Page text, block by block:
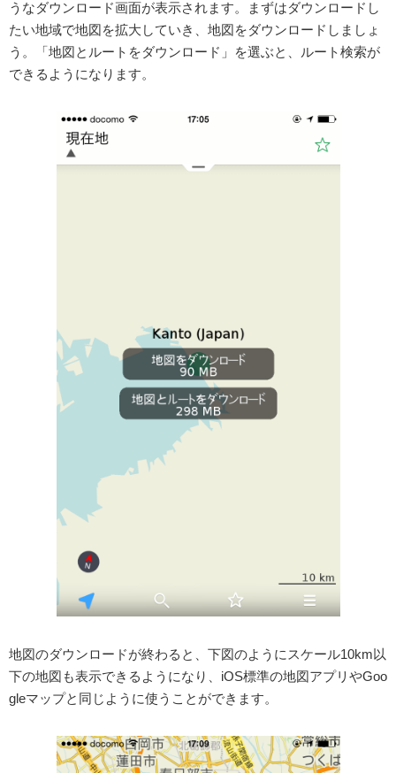
うなダウンロード画面が表示されます。まずはダウンロードし
たい地域で地図を拡大していき、地図をダウンロードしましょ
う。「地図とルートをダウンロード」を選ぶと、ルート検索が
できるようになります。
地図のダウンロードが終わると、下図のようにスケール10km以
下の地図も表示できるようになり、iOS標準の地図アプリやGoo
gleマップと同じように使うことができます。